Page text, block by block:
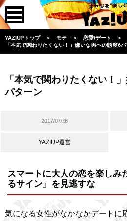
YAZIUPトップ ＞ モテ ＞ 恋愛/デート
＞
「本気で関わりたくない！」嫌いな男への態度6
「本気で関わりたくない！
パターン
2017/07/26
YAZIUP運営
スマートに大人の恋を楽しみ
るサイン」を見逃すな
気になる女性がなかなかデートに